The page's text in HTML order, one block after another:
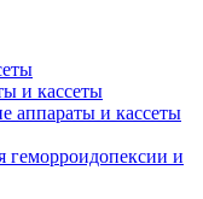
и кассеты
аппараты и кассеты
и